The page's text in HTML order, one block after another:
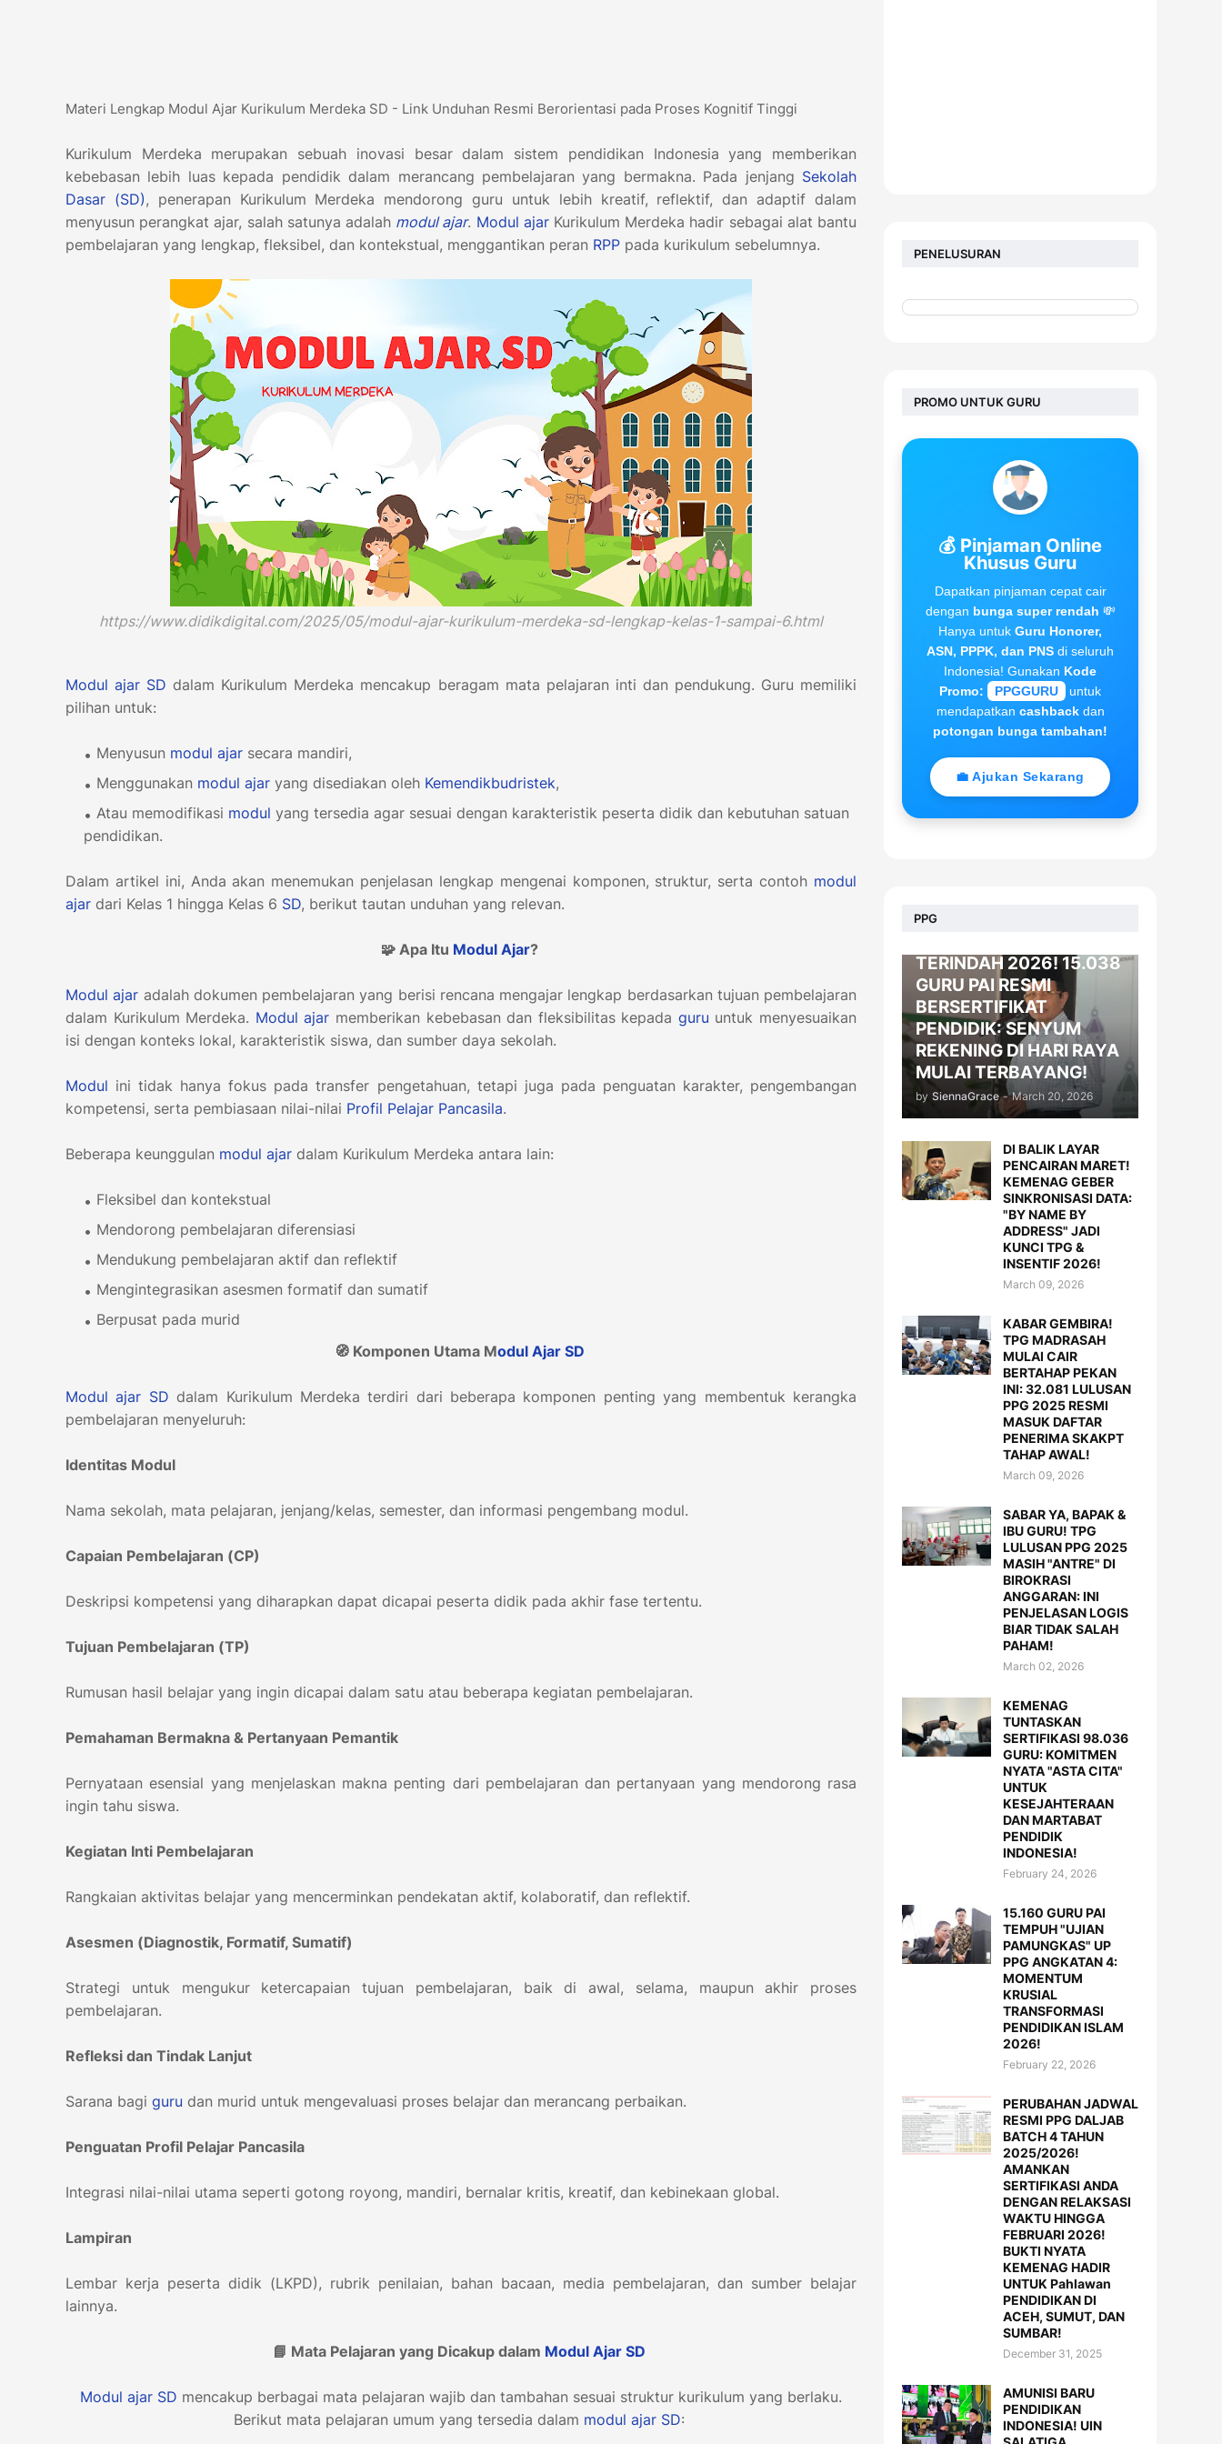
Materi Lengkap Modul Ajar Kurikulum Merdeka SD - Link Unduhan Resmi Berorientasi pada Proses Kognitif Tinggi
Kurikulum Merdeka merupakan sebuah inovasi besar dalam sistem pendidikan Indonesia yang memberikan
kebebasan lebih luas kepada pendidik dalam merancang pembelajaran yang bermakna. Pada jenjang Sekolah
Dasar (SD), penerapan Kurikulum Merdeka mendorong guru untuk lebih kreatif, reflektif, dan adaptif dalam
menyusun perangkat ajar, salah satunya adalah modul ajar. Modul ajarKurikulum Merdeka hadir sebagai alat bantu
pembelajaran yang lengkap, fleksibel, dan kontekstual, menggantikan peran RPP pada kurikulum sebelumnya.
https://www.didikdigital.com/2025/05/modul-ajar-kurikulum-merdeka-sd-lengkap-kelas-1-sampai-6.html
Modul ajar SD dalam Kurikulum Merdeka mencakup beragam mata pelajaran inti dan pendukung. Guru memiliki
pilihan untuk:
Menyusun modul ajar secara mandiri,
Menggunakan modul ajar yang disediakan oleh Kemendikbudristek,
Atau memodifikasi modul yang tersedia agar sesuai dengan karakteristik peserta didik dan kebutuhan satuan
pendidikan.
Dalam artikel ini, Anda akan menemukan penjelasan lengkap mengenai komponen, struktur, serta contoh modul
ajar dari Kelas 1 hingga Kelas 6 SD, berikut tautan unduhan yang relevan.
🧩 Apa Itu Modul Ajar?
Modul ajar adalah dokumen pembelajaran yang berisi rencana mengajar lengkap berdasarkan tujuan pembelajaran
dalam Kurikulum Merdeka. Modul ajar memberikan kebebasan dan fleksibilitas kepada guru untuk menyesuaikan
isi dengan konteks lokal, karakteristik siswa, dan sumber daya sekolah.
Modul ini tidak hanya fokus pada transfer pengetahuan, tetapi juga pada penguatan karakter, pengembangan
kompetensi, serta pembiasaan nilai-nilai Profil Pelajar Pancasila.
Beberapa keunggulan modul ajar dalam Kurikulum Merdeka antara lain:
Fleksibel dan kontekstual
Mendorong pembelajaran diferensiasi
Mendukung pembelajaran aktif dan reflektif
Mengintegrasikan asesmen formatif dan sumatif
Berpusat pada murid
🧭 Komponen Utama Modul Ajar SD
Modul ajar SD dalam Kurikulum Merdeka terdiri dari beberapa komponen penting yang membentuk kerangka
pembelajaran menyeluruh:
Identitas Modul
Nama sekolah, mata pelajaran, jenjang/kelas, semester, dan informasi pengembang modul.
Capaian Pembelajaran (CP)
Deskripsi kompetensi yang diharapkan dapat dicapai peserta didik pada akhir fase tertentu.
Tujuan Pembelajaran (TP)
Rumusan hasil belajar yang ingin dicapai dalam satu atau beberapa kegiatan pembelajaran.
Pemahaman Bermakna & Pertanyaan Pemantik
Pernyataan esensial yang menjelaskan makna penting dari pembelajaran dan pertanyaan yang mendorong rasa
ingin tahu siswa.
Kegiatan Inti Pembelajaran
Rangkaian aktivitas belajar yang mencerminkan pendekatan aktif, kolaboratif, dan reflektif.
Asesmen (Diagnostik, Formatif, Sumatif)
Strategi untuk mengukur ketercapaian tujuan pembelajaran, baik di awal, selama, maupun akhir proses
pembelajaran.
Refleksi dan Tindak Lanjut
Sarana bagi guru dan murid untuk mengevaluasi proses belajar dan merancang perbaikan.
Penguatan Profil Pelajar Pancasila
Integrasi nilai-nilai utama seperti gotong royong, mandiri, bernalar kritis, kreatif, dan kebinekaan global.
Lampiran
Lembar kerja peserta didik (LKPD), rubrik penilaian, bahan bacaan, media pembelajaran, dan sumber belajar
lainnya.
📘 Mata Pelajaran yang Dicakup dalam Modul Ajar SD
Modul ajar SD mencakup berbagai mata pelajaran wajib dan tambahan sesuai struktur kurikulum yang berlaku.
Berikut mata pelajaran umum yang tersedia dalam modul ajar SD:
PENELUSURAN
PROMO UNTUK GURU
💰 Pinjaman Online
Khusus Guru
Dapatkan pinjaman cepat cair
dengan bunga super rendah 💸
Hanya untuk Guru Honorer,
ASN, PPPK, dan PNS di seluruh
Indonesia! Gunakan Kode
Promo:
PPGGURU
untuk
mendapatkan cashbackdan
potongan bunga tambahan!
💼 Ajukan Sekarang
PPG
BERITA
TERINDAH 2026! 15.038
GURU PAI RESMI
BERSERTIFIKAT
PENDIDIK: SENYUM
REKENING DI HARI RAYA
MULAI TERBAYANG!
by SiennaGrace - March 20, 2026
DI BALIK LAYAR
PENCAIRAN MARET!
KEMENAG GEBER
SINKRONISASI DATA:
"BY NAME BY
ADDRESS" JADI
KUNCI TPG &
INSENTIF 2026!
March 09, 2026
KABAR GEMBIRA!
TPG MADRASAH
MULAI CAIR
BERTAHAP PEKAN
INI: 32.081 LULUSAN
PPG 2025 RESMI
MASUK DAFTAR
PENERIMA SKAKPT
TAHAP AWAL!
March 09, 2026
SABAR YA, BAPAK &
IBU GURU! TPG
LULUSAN PPG 2025
MASIH "ANTRE" DI
BIROKRASI
ANGGARAN: INI
PENJELASAN LOGIS
BIAR TIDAK SALAH
PAHAM!
March 02, 2026
KEMENAG
TUNTASKAN
SERTIFIKASI 98.036
GURU: KOMITMEN
NYATA "ASTA CITA"
UNTUK
KESEJAHTERAAN
DAN MARTABAT
PENDIDIK
INDONESIA!
February 24, 2026
15.160 GURU PAI
TEMPUH "UJIAN
PAMUNGKAS" UP
PPG ANGKATAN 4:
MOMENTUM
KRUSIAL
TRANSFORMASI
PENDIDIKAN ISLAM
2026!
February 22, 2026
PERUBAHAN JADWAL
RESMI PPG DALJAB
BATCH 4 TAHUN
2025/2026!
AMANKAN
SERTIFIKASI ANDA
DENGAN RELAKSASI
WAKTU HINGGA
FEBRUARI 2026!
BUKTI NYATA
KEMENAG HADIR
UNTUK Pahlawan
PENDIDIKAN DI
ACEH, SUMUT, DAN
SUMBAR!
December 31, 2025
AMUNISI BARU
PENDIDIKAN
INDONESIA! UIN